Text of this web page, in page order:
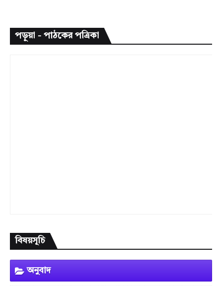
পড়ুয়া - পাঠকের পত্রিকা
বিষয়সূচি
অনুবাদ